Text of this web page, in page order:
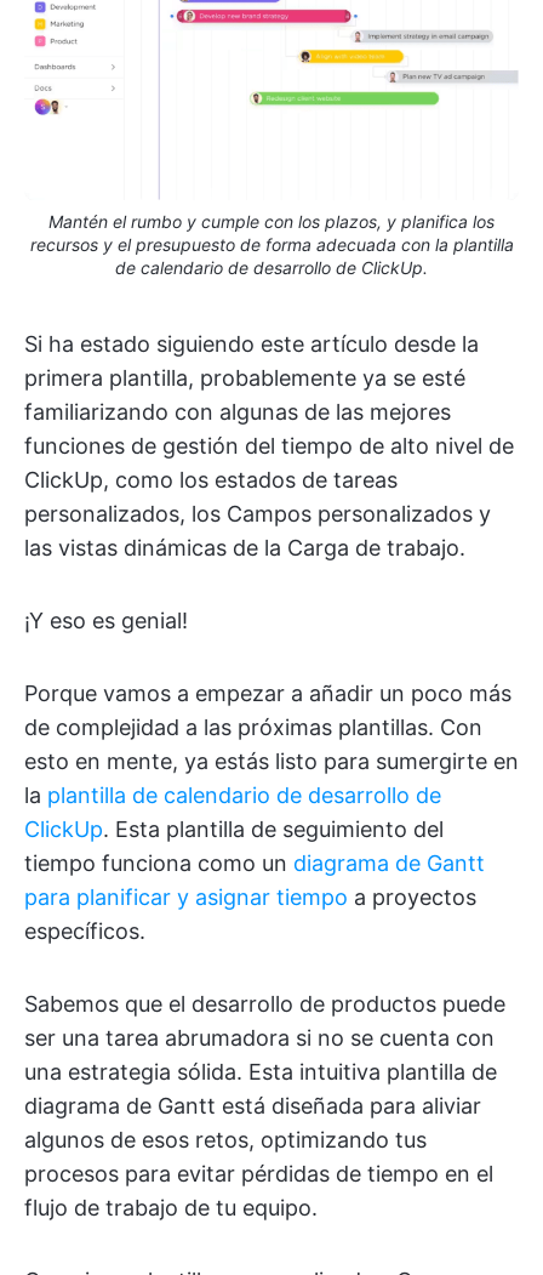
Mantén el rumbo y cumple con los plazos, y planifica los
recursos y el presupuesto de forma adecuada con la plantilla
de calendario de desarrollo de ClickUp.
Si ha estado siguiendo este artículo desde la
primera plantilla, probablemente ya se esté
familiarizando con algunas de las mejores
funciones de gestión del tiempo de alto nivel de
ClickUp, como los estados de tareas
personalizados, los Campos personalizados y
las vistas dinámicas de la Carga de trabajo.
¡Y eso es genial!
Porque vamos a empezar a añadir un poco más
de complejidad a las próximas plantillas. Con
esto en mente, ya estás listo para sumergirte en
la plantilla de calendario de desarrollo de
ClickUp. Esta plantilla de seguimiento del
tiempo funciona como un diagrama de Gantt
para planificar y asignar tiempo a proyectos
específicos.
Sabemos que el desarrollo de productos puede
ser una tarea abrumadora si no se cuenta con
una estrategia sólida. Esta intuitiva plantilla de
diagrama de Gantt está diseñada para aliviar
algunos de esos retos, optimizando tus
procesos para evitar pérdidas de tiempo en el
flujo de trabajo de tu equipo.